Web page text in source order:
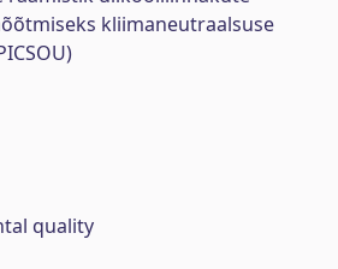
kliimaneutraalsuse
quality